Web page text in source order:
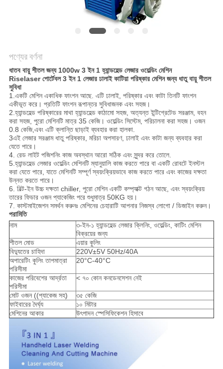
পণ্যের বর্ণনা
ধাতব বায়ু শীতল জন্য 1000w 3 ইন 1 হ্যান্ডহেল্ড লেজার ওয়েল্ডিং মেশিন
Riselaser পোর্টেবল 3 ইন 1 লেজার ঢালাই কাটিয়া পরিষ্কার মেশিন জন্য ধাতু বায়ু শীতল
সুবিধা
1.একটি মেশিন একাধিক ফাংশন আছে. এটি ঢালাই, পরিষ্কার এবং কাটা তিনটি ফাংশন
একীভূত করে। প্রতিটি ফাংশন রূপান্তর সুবিধাজনক এবং সহজ।
2.হ্যান্ডহেল্ড পরিষ্কারের মাথা হ্যান্ডহেল্ড কাঠামো সহজ, অত্যন্ত ইন্টিগ্রেটেড সরঞ্জাম, বহন
করা সহজ, পুরো মেশিনটি মাত্র 35 কেজি। ওয়েল্ডিং সিস্টেম, পরিচালনা করা সহজ। ওজন
0.8 কেজি,এবং এটি ক্লান্তি ছাড়াই ব্যবহার করা হালকা.
3এই লেজার সরঞ্জাম ধাতু পরিষ্কার, মরিচা অপসারণ, ঢালাই এবং কাটা জন্য ব্যবহার করা
যেতে পারে।
4. রেড লাইট পজিশনিং কাজ অবস্থান আরো সঠিক এবং সুন্দর করে তোলে.
5.হ্যান্ডহেল্ড লেজার ওয়েল্ডিং মেশিনটি ম্যানুয়ালি কাজ করতে পারে বা একটি রোবটে ইনস্টল
করা যেতে পারে, যাতে মেশিনটি সম্পূর্ণ স্বয়ংক্রিয়ভাবে কাজ করতে পারে এবং কাজের দক্ষতা
উন্নত করতে পারে।
6. বিল্ট-ইন উচ্চ দক্ষতা chiller, পুরো মেশিন একটি কম্প্যাক্ট গঠন আছে, এবং স্বয়ংক্রিয়
তারের ফিডার ওজন প্যাকেজিং পরে শুধুমাত্র 50KG হয়।
7. কাস্টমাইজেশন সমর্থন করুনঃ মেশিনের চেহারাটি আপনার নিজস্ব লোগো / ডিজাইন করুন।
পরামিতি
নাম
৩-ইন-১ হ্যান্ডহেল্ড লেজার ক্লিনিং, ওয়েল্ডিং, কাটিং মেশিন
বিক্রয়ের জন্য
শীতল মোড
এয়ার কুলিং
বিদ্যুতের চাহিদা
220V±5V 50Hz/40A
অপারেটিং কুলিং তাপমাত্রা
পরিসীমা
20°C-40°C
কাজের পরিবেশের আর্দ্রতা
পরিসীমা
< ৭০ কোন কনডেনসেশন নেই
মোট ওজন ((প্যাকেজ সহ)
৩৫ কেজি
ফাইবারের দৈর্ঘ্য
১০ মিটার
মেশিনের আকার
উৎপাদন স্পেসিফিকেশন হিসাবে